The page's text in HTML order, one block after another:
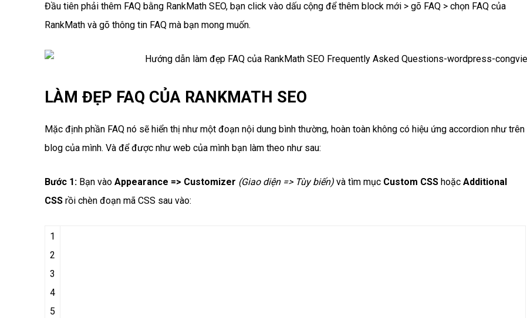
Đầu tiên phải thêm FAQ bằng RankMath SEO, bạn click vào dấu cộng để thêm block mới > gõ FAQ > chọn FAQ của
RankMath và gõ thông tin FAQ mà bạn mong muốn.
LÀM ĐẸP FAQ CỦA RANKMATH SEO
Mặc định phần FAQ nó sẽ hiển thị như một đoạn nội dung bình thường, hoàn toàn không có hiệu ứng accordion như trên
blog của mình. Và để được như web của mình bạn làm theo như sau:
Bước 1: Bạn vào Appearance => Customizer (Giao diện => Tùy biến) và tìm mục Custom CSS hoặc Additional
CSS rồi chèn đoạn mã CSS sau vào:
1
2
3
4
5